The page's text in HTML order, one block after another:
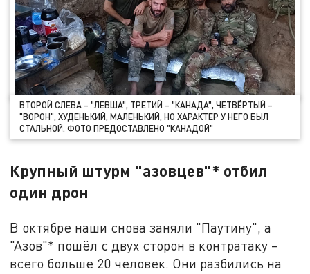
ВТОРОЙ СЛЕВА – "ЛЕВША", ТРЕТИЙ – "КАНАДА", ЧЕТВЁРТЫЙ –
"ВОРОН", ХУДЕНЬКИЙ, МАЛЕНЬКИЙ, НО ХАРАКТЕР У НЕГО БЫЛ
СТАЛЬНОЙ. ФОТО ПРЕДОСТАВЛЕНО "КАНАДОЙ"
Крупный штурм "азовцев"* отбил
один дрон
В октябре наши снова заняли "Паутину", а
"Азов"* пошёл с двух сторон в контратаку –
всего больше 20 человек. Они разбились на